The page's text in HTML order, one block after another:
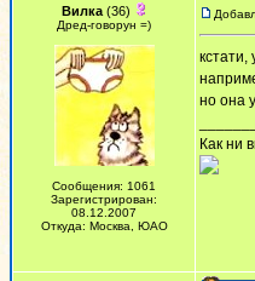
Вилка(36)
Дред-говорун =)
Сообщения: 1061
Зарегистрирован:
08.12.2007
Откуда: Москва, ЮАО
кстати,
но она
Как ни